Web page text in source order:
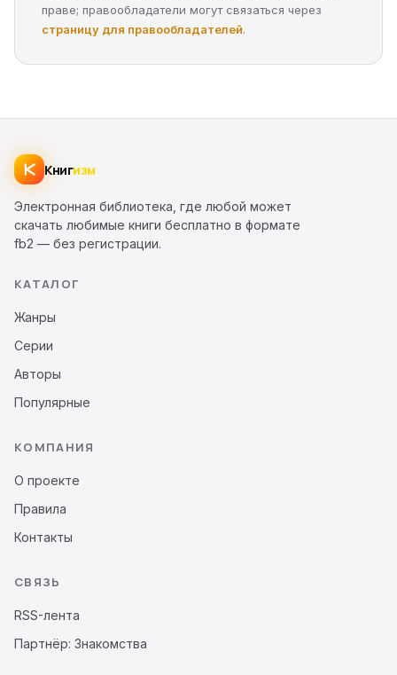
праве; правообладатели могут связаться через
страницу для правообладателей.
Книгизм
Электронная библиотека, где любой может
скачать любимые книги бесплатно в формате
fb2 — без регистрации.
КАТАЛОГ
Жанры
Серии
Авторы
Популярные
КОМПАНИЯ
О проекте
Правила
Контакты
СВЯЗЬ
RSS-лента
Партнёр: Знакомства